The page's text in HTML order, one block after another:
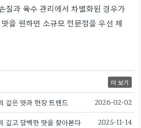
질과 육수 관리에서 차별화된 경우가
을 원하면 소규모 전문점을 우선 체
더 보기
깊은 맛과 현장 트렌드 2026-02-02
깊고 담백한 맛을 찾아본다 2025-11-14